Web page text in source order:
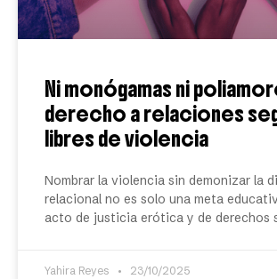
Ni monógamas ni
derecho a relaciones
libres de violencia
Nombrar la violencia sin demonizar la
relacional no es solo una meta
acto de justicia erótica y de derechos
Yahira Reyes 23/10/2025